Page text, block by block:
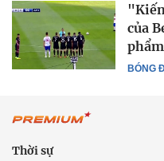
BÓNG
của
phẩm
Thời sự